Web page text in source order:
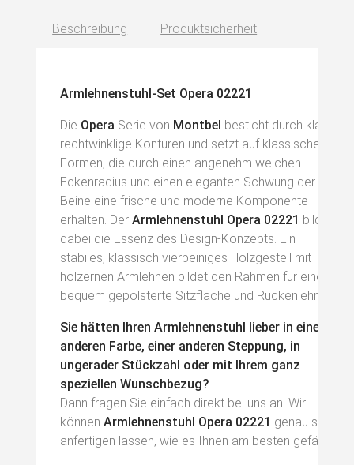
Beschreibung Produktsicherheit
Armlehnenstuhl-Set Opera 02221
Die Opera Serie von Montbel besticht durch klare,
rechtwinklige Konturen und setzt auf klassische
Formen, die durch einen angenehm weichen
Eckenradius und einen eleganten Schwung der
Beine eine frische und moderne Komponente
erhalten. DerArmlehnenstuhl Opera 02221 bildet
dabei die Essenz des Design-Konzepts. Ein
stabiles, klassisch vierbeiniges Holzgestell mit
hölzernen Armlehnen bildet den Rahmen für eine
bequem gepolsterte Sitzfläche und Rückenlehne.
Sie hätten Ihren Armlehnenstuhl lieber in einer
anderen Farbe, einer anderen Steppung, in
ungerader Stückzahl oder mit Ihrem ganz
speziellen Wunschbezug?
Dann fragen Sie einfach direkt bei uns an. Wir
könnenArmlehnenstuhl Opera 02221 genau so
anfertigen lassen, wie es Ihnen am besten gefällt.